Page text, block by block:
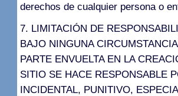
derechos de cualquier persona o
7. LIMITACIÓN DE
BAJO NINGUNA
PARTE ENVUELTA EN LA
SITIO SE HACE RESPONSABLE
INCIDENTAL, PUNITIVO,